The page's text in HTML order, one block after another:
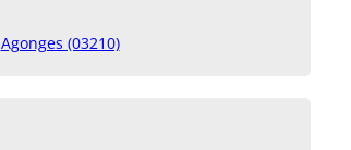
Agonges (03210)